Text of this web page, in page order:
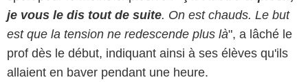
je vous le dis tout de suite. On est chauds. Le but
est que la tension ne redescende plus là", a lâché le
prof dès le début, indiquant ainsi à ses élèves qu'ils
allaient en baver pendant une heure.